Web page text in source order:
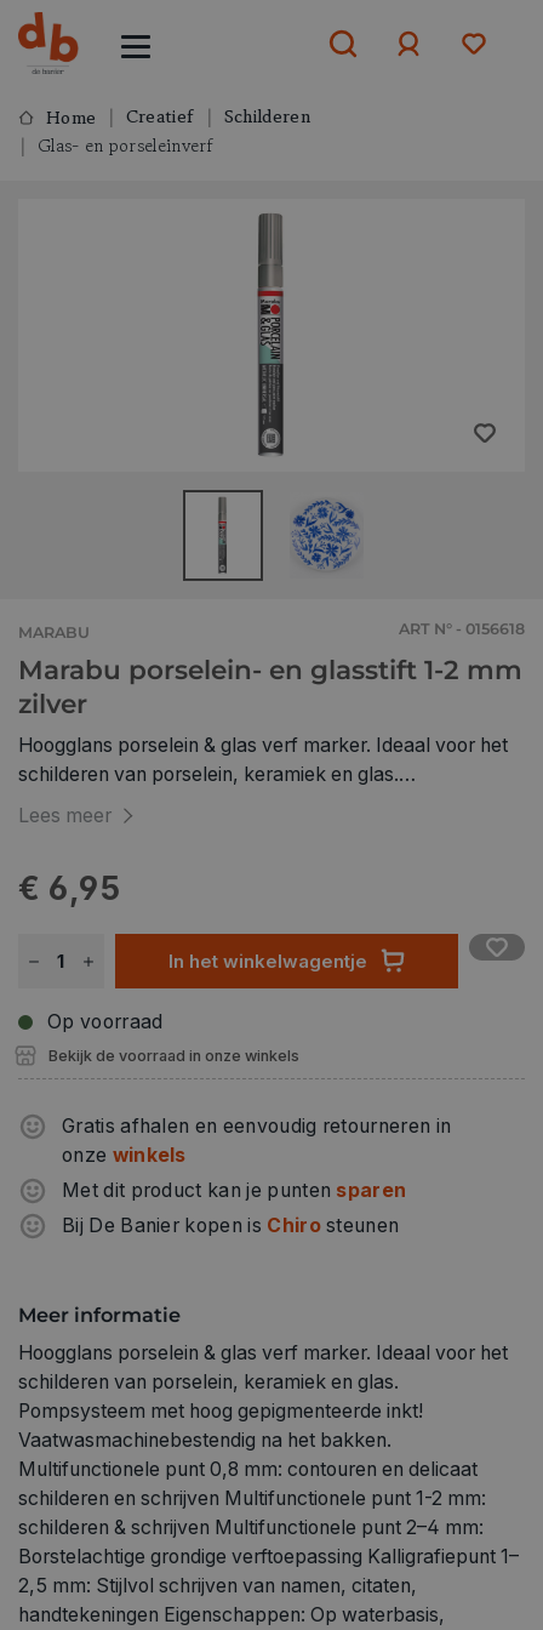
aanmelden
Home Creatief
Schilderen
Glas- en porseleinverf
MARABU ART N° - 0156618
Marabu porselein- en glasstift 1-2 mm
zilver
Hoogglans porselein & glas verf marker. Ideaal voor het
schilderen van porselein, keramiek en glas.
Pompsysteem met hoog gepigmenteerde inkt!
schilderen en schrijven Multifunctionele punt 1-2 mm:
Borstelachtige grondige verftoepassing Kalligrafiepunt 1–
2,5 mm: Stijlvol schrijven van namen, citaten,
geurloos, lichtecht Vaatwasmachinebestendig na
uitharding (max. 50°C) 4 uur drogen, uitharden op
spiegels, keramiek, terracotta en steen Instructies: Het
assortiment Porcelain & Glasstiften biedt kleuren met een
systeem. Basis- en trendkleuren zijn altijd te combineren
met de bijbehorende metallic- en glitterkleuren. Of het nu
gaat om smaakvolle ton-sur-ton creaties of extravagante
verschillende schildertechnieken worden gebruikt. 4 uur
laten drogen, daarna 30 minuten in de oven bakken op
160 °C (niet voorverwarmen). Laat afkoelen in de oven.
Beschilderd serviesgoed moet gewassen worden op
max. 50 °C op een glazen/kopjes-cyclus.
Lees meer
€ 6,95
In het winkelwagentje
Op voorraad
Bekijk de voorraad in onze winkels
Gratis afhalen en eenvoudig retourneren in
onze winkels
Met dit product kan je punten sparen
Bij De Banier kopen is Chirosteunen
Meer informatie
Hoogglans porselein & glas verf marker. Ideaal voor het
schilderen van porselein, keramiek en glas.
Pompsysteem met hoog gepigmenteerde inkt!
Vaatwasmachinebestendig na het bakken.
Multifunctionele punt 0,8 mm: contouren en delicaat
schilderen en schrijven Multifunctionele punt 1-2 mm:
schilderen & schrijven Multifunctionele punt 2–4 mm:
Borstelachtige grondige verftoepassing Kalligrafiepunt 1–
2,5 mm: Stijlvol schrijven van namen, citaten,
handtekeningen Eigenschappen: Op waterbasis,